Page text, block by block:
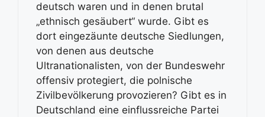
deutsch waren und in denen brutal
„ethnisch gesäubert“ wurde. Gibt es
dort eingezäunte deutsche Siedlungen,
von denen aus deutsche
Ultranationalisten, von der Bundeswehr
offensiv protegiert, die polnische
Zivilbevölkerung provozieren? Gibt es in
Deutschland eine einflussreiche Partei